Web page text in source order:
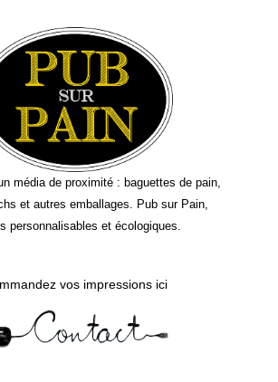
média de proximité : baguettes de pain,
et autres emballages. Pub sur Pain,
personnalisables et écologiques.
vos impressions ici